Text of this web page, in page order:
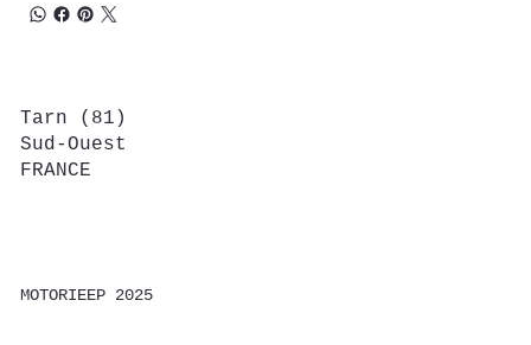
Tarn (81)
Sud-Ouest
FRANCE
MOTORIEEP 2025